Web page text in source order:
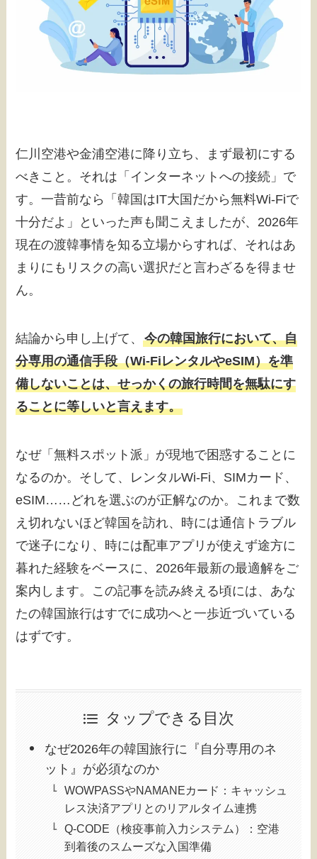
仁川空港や金浦空港に降り立ち、まず最初にする
べきこと。それは「インターネットへの接続」で
す。一昔前なら「韓国はIT大国だから無料Wi-Fiで
十分だよ」といった声も聞こえましたが、2026年
現在の渡韓事情を知る立場からすれば、それはあ
まりにもリスクの高い選択だと言わざるを得ませ
ん。
結論から申し上げて、今の韓国旅行において、自
分専用の通信手段（Wi-FiレンタルやeSIM）を準
備しないことは、せっかくの旅行時間を無駄にす
ることに等しいと言えます。
なぜ「無料スポット派」が現地で困惑することに
なるのか。そして、レンタルWi-Fi、SIMカード、
eSIM……どれを選ぶのが正解なのか。これまで数
え切れないほど韓国を訪れ、時には通信トラブル
で迷子になり、時には配車アプリが使えず途方に
暮れた経験をベースに、2026年最新の最適解をご
案内します。この記事を読み終える頃には、あな
たの韓国旅行はすでに成功へと一歩近づいている
はずです。
タップできる目次
なぜ2026年の韓国旅行に『自分専用のネ
ット』が必須なのか
WOWPASSやNAMANEカード：キャッシュ
レス決済アプリとのリアルタイム連携
Q-CODE（検疫事前入力システム）：空港
到着後のスムーズな入国準備